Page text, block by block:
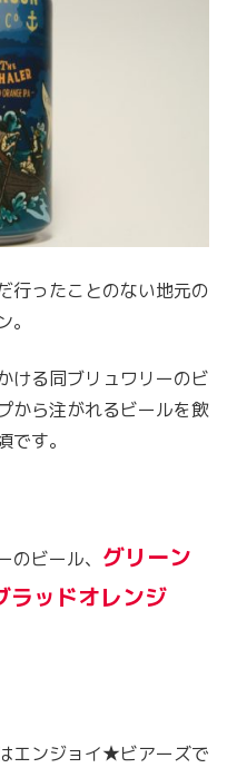
行ったことのない地元の
ける同ブリュワリーのビ
から注がれるビールを飲
す。
ビール、 グリーン
ラッドオレンジ
エンジョイ★ビアーズで